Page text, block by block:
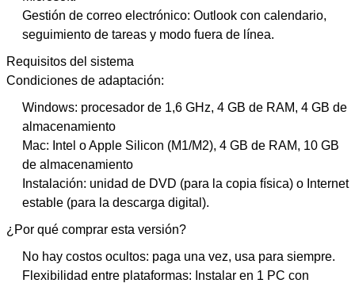
Gestión de correo electrónico: Outlook con calendario,
seguimiento de tareas y modo fuera de línea.
Requisitos del sistema
Condiciones de adaptación:
Windows: procesador de 1,6 GHz, 4 GB de RAM, 4 GB de
almacenamiento
Mac: Intel o Apple Silicon (M1/M2), 4 GB de RAM, 10 GB
de almacenamiento
Instalación: unidad de DVD (para la copia física) o Internet
estable (para la descarga digital).
¿Por qué comprar esta versión?
No hay costos ocultos: paga una vez, usa para siempre.
Flexibilidad entre plataformas: Instalar en 1 PC con